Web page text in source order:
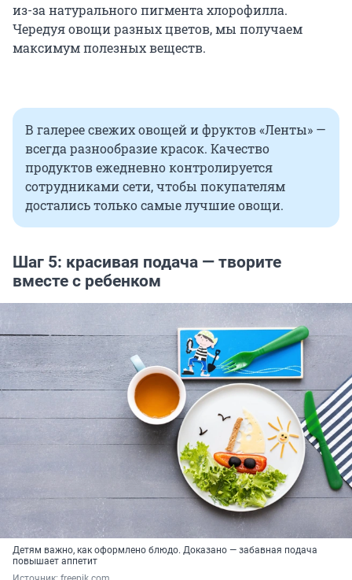
из-за натурального пигмента хлорофилла.
Чередуя овощи разных цветов, мы получаем
максимум полезных веществ.
В галерее свежих овощей и фруктов «Ленты» —
всегда разнообразие красок. Качество
продуктов ежедневно контролируется
сотрудниками сети, чтобы покупателям
достались только самые лучшие овощи.
Шаг 5: красивая подача — творите
вместе с ребенком
Детям важно, как оформлено блюдо. Доказано — забавная подача
повышает аппетит